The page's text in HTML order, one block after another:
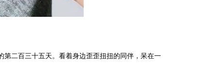
二百三十五天。看着身边歪歪扭扭的同伴，呆在一